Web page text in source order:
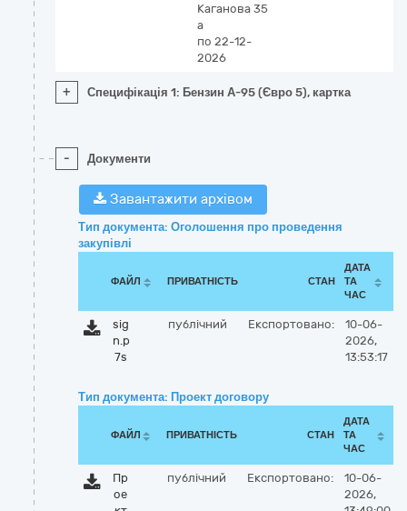
Каганова 35
а
по 22-12-
2026
+ Специфікація 1: Бензин А-95 (Євро 5), картка
- Документи
Завантажити архівом
Тип документа: Оголошення про проведення
закупівлі
ФАЙЛ ПРИВАТНІСТЬ СТАН
ДАТА
ТА
ЧАС
sig
n.p
7s
публічний Експортовано:
10-06-
2026,
13:53:17
Тип документа: Проект договору
ФАЙЛ ПРИВАТНІСТЬ СТАН
ДАТА
ТА
ЧАС
Пр
ое
публічний Експортовано:
10-06-
2026,